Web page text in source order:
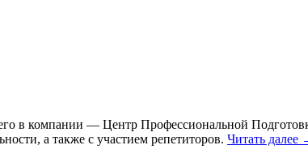
в компании — Центр Профессиональной
а также с участием репетиторов. Читать далее